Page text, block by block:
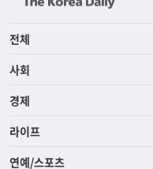
전체
사회
경제
라이프
연예/스포츠